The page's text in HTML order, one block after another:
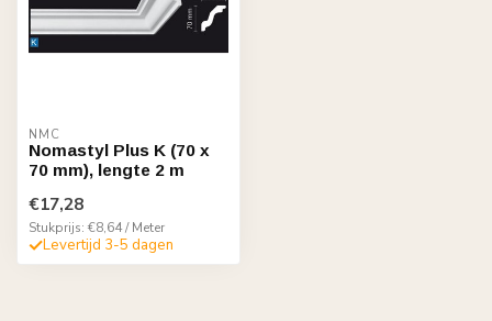
NMC
Nomastyl Plus K (70 x
70 mm), lengte 2 m
€17,28
Stukprijs: €8,64 / Meter
Levertijd 3-5 dagen